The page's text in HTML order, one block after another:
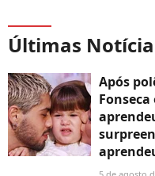
Últimas
Após